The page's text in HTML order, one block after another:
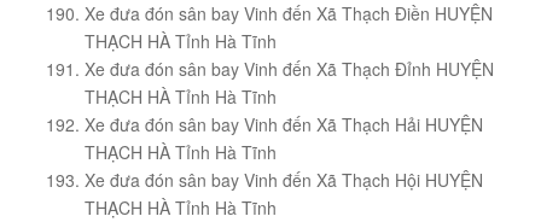
Xe đưa đón sân bay Vinh đến Xã Thạch Điền HUYỆN
THẠCH HÀ Tỉnh Hà Tĩnh
Xe đưa đón sân bay Vinh đến Xã Thạch Đỉnh HUYỆN
THẠCH HÀ Tỉnh Hà Tĩnh
Xe đưa đón sân bay Vinh đến Xã Thạch Hải HUYỆN
THẠCH HÀ Tỉnh Hà Tĩnh
Xe đưa đón sân bay Vinh đến Xã Thạch Hội HUYỆN
THẠCH HÀ Tỉnh Hà Tĩnh